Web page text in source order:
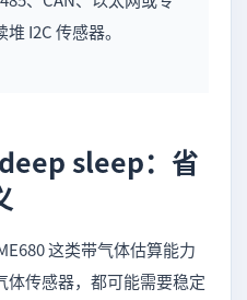
I2C 传感器。
sleep：省
这类带气体估算能力
体传感器，都可能需要稳定